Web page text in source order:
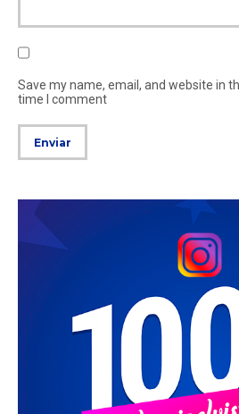
Save my name, email, and website in
time I comment